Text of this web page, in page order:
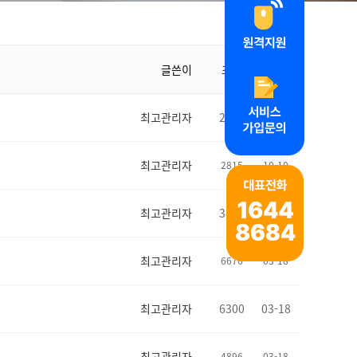
글쓴이 조회
최고관리자 2548 10-10
최고관리자 2815 10-10
최고관리자 3873 07-08
최고관리자 6676 03-18
최고관리자 6300 03-18